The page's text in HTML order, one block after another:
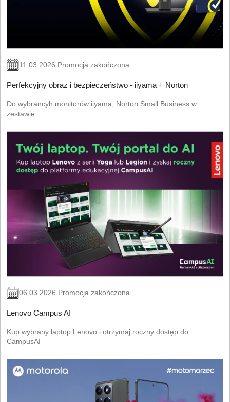
11.03.2026 Promocja zakończona
Perfekcyjny obraz i bezpieczeństwo - iiyama + Norton
Do wybrancyh monitorów iiyama, Norton Small Business w
zestawie
06.03.2026 Promocja zakończona
Lenovo Campus AI
Kup wybrany laptop Lenovo i otrzymaj roczny dostęp do
CampusAI